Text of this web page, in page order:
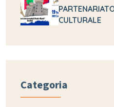
CULTURALE
Categoria